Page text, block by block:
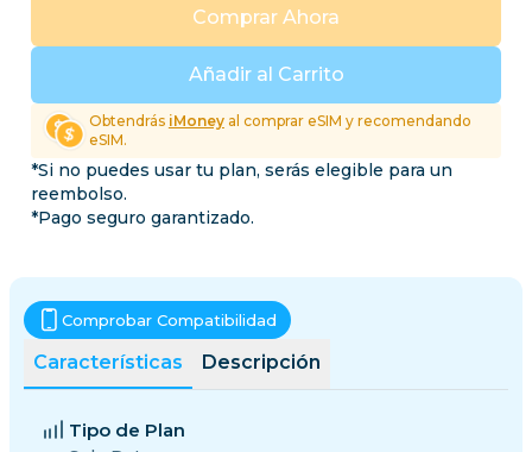
Añadir al Carrito
Comprar Ahora
Obtendrás iMoneyal comprar eSIM y recomendando
eSIM.
*Si no puedes usar tu plan, serás elegible para un
reembolso.
*Pago seguro garantizado.
Características Descripción
Comprobar Compatibilidad
Tipo de Plan